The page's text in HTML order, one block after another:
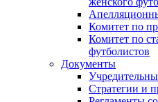
Комитет по
Комитет по
футболистов
Документы
Стратегии и